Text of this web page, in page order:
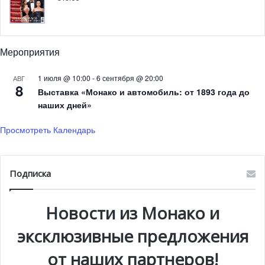
пассажирским авиалайнером в мире.
крупнейшими авиакомпаниями Ближнего Востока!?
предложат и такие гиганты, как Emirates и Etihad, две
других крупных ближневосточных авиакомпании.
Фото: pixabay
Мероприятия
АВГ
8
1 июля @ 10:00 -6 сентября @ 20:00
Выставка «Монако и автомобиль: от 1893 года до
наших дней»
Просмотреть Календарь
Подписка
Новости из Монако и
эксклюзивные предложения
от наших партнеров!